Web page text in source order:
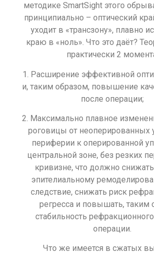
методике SmartSight этого
принципиально – оптический
уходит в «трансзону», плавно
краю в «ноль». Что это даёт?
практически 2
1. Расширение эффективной
и, таким образом, повышение
после операции;
2. Максимально плавное
роговицы от неоперированных
периферии к оперированной
центральной зоне, без резких
кривизне, что должно
эпителиальному
следствие, снижать риск
регресса и повышать, таким
стабильность
операции.
Что же имеется в сжатых